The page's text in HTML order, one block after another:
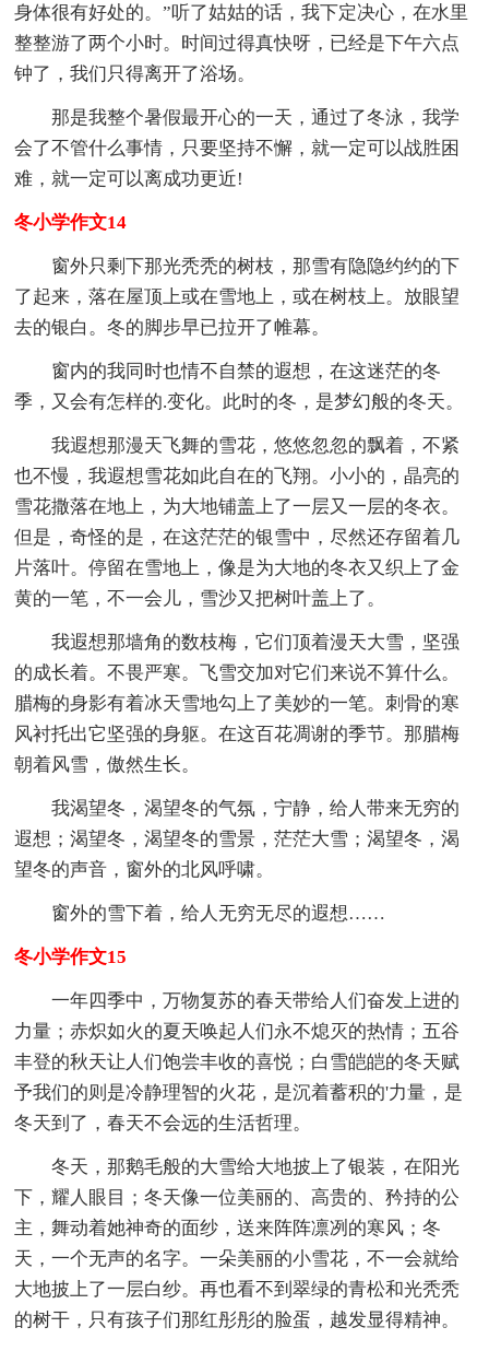
身体很有好处的。”听了姑姑的话，我下定决心，在水里
整整游了两个小时。时间过得真快呀，已经是下午六点
钟了，我们只得离开了浴场。
那是我整个暑假最开心的一天，通过了冬泳，我学
会了不管什么事情，只要坚持不懈，就一定可以战胜困
难，就一定可以离成功更近!
冬小学作文14
窗外只剩下那光秃秃的树枝，那雪有隐隐约约的下
了起来，落在屋顶上或在雪地上，或在树枝上。放眼望
去的银白。冬的脚步早已拉开了帷幕。
窗内的我同时也情不自禁的遐想，在这迷茫的冬
季，又会有怎样的.变化。此时的冬，是梦幻般的冬天。
我遐想那漫天飞舞的雪花，悠悠忽忽的飘着，不紧
也不慢，我遐想雪花如此自在的飞翔。小小的，晶亮的
雪花撒落在地上，为大地铺盖上了一层又一层的冬衣。
但是，奇怪的是，在这茫茫的银雪中，尽然还存留着几
片落叶。停留在雪地上，像是为大地的冬衣又织上了金
黄的一笔，不一会儿，雪沙又把树叶盖上了。
我遐想那墙角的数枝梅，它们顶着漫天大雪，坚强
的成长着。不畏严寒。飞雪交加对它们来说不算什么。
腊梅的身影有着冰天雪地勾上了美妙的一笔。刺骨的寒
风衬托出它坚强的身躯。在这百花凋谢的季节。那腊梅
朝着风雪，傲然生长。
我渴望冬，渴望冬的气氛，宁静，给人带来无穷的
遐想；渴望冬，渴望冬的雪景，茫茫大雪；渴望冬，渴
望冬的声音，窗外的北风呼啸。
窗外的雪下着，给人无穷无尽的遐想……
冬小学作文15
一年四季中，万物复苏的春天带给人们奋发上进的
力量；赤炽如火的夏天唤起人们永不熄灭的热情；五谷
丰登的秋天让人们饱尝丰收的喜悦；白雪皑皑的冬天赋
予我们的则是冷静理智的火花，是沉着蓄积的'力量，是
冬天到了，春天不会远的生活哲理。
冬天，那鹅毛般的大雪给大地披上了银装，在阳光
下，耀人眼目；冬天像一位美丽的、高贵的、矜持的公
主，舞动着她神奇的面纱，送来阵阵凛冽的寒风；冬
天，一个无声的名字。一朵美丽的小雪花，不一会就给
大地披上了一层白纱。再也看不到翠绿的青松和光秃秃
的树干，只有孩子们那红彤彤的脸蛋，越发显得精神。